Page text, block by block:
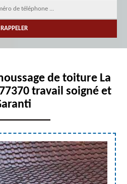
de toiture La
travail soigné et